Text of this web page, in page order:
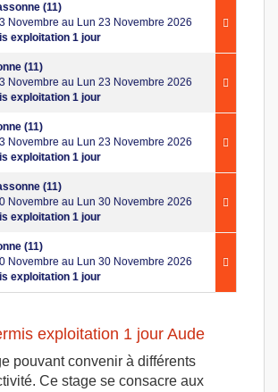
(11)
Novembre au Lun 23 Novembre 2026
exploitation 1 jour
(11)
Novembre au Lun 23 Novembre 2026
exploitation 1 jour
(11)
Novembre au Lun 23 Novembre 2026
exploitation 1 jour
(11)
Novembre au Lun 30 Novembre 2026
exploitation 1 jour
(11)
Novembre au Lun 30 Novembre 2026
exploitation 1 jour
exploitation 1 jour Aude
pouvant convenir à différents
Ce stage se consacre aux